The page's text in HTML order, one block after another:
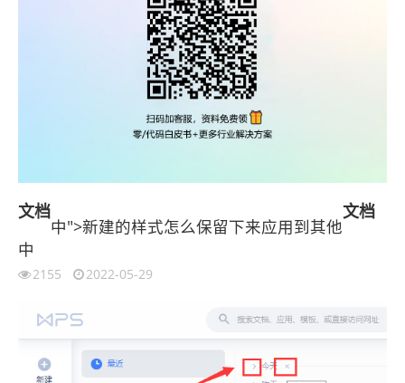
文档
中">新建的样式怎么保留下来应用到其他
文档
中
2155 2022-05-29